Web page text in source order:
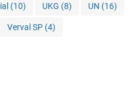
(10) UKG (8) UN (16)
Verval SP (4)